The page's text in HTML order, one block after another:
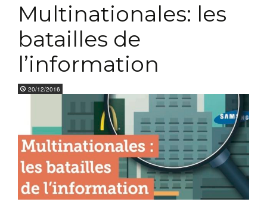
Multinationales: les
batailles de
l’information
20/12/2016